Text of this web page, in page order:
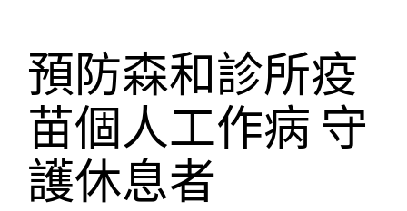
預防森和診所疫
苗個人工作病 守
護休息者